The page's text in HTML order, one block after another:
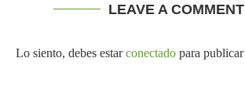
LEAVE A COMMENT
Lo siento, debes estarconectado para